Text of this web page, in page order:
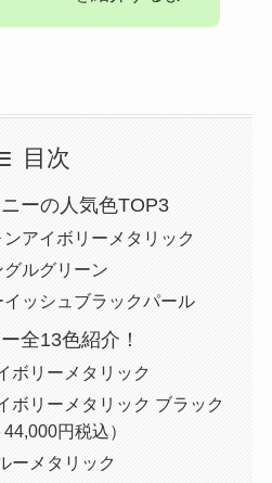
目次
ーの人気色TOP3
アイボリーメタリック
ルグリーン
ッシュブラックパール
全13色紹介！
ボリーメタリック
ボリーメタリック ブラック
円税込）
ーメタリック